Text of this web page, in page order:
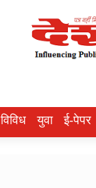
विविध युवा ई-पेपर